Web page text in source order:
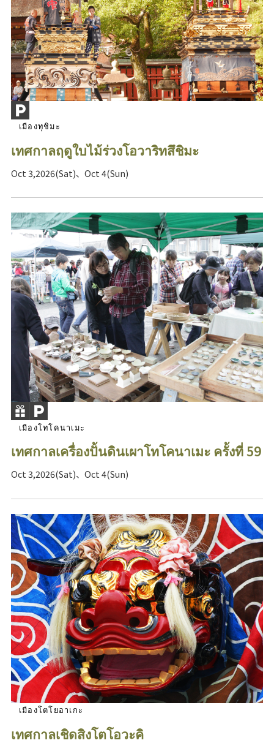
เมืองทุชิมะ
เทศกาลฤดูใบไม้ร่วงโอวาริทสึชิมะ
Oct 3,2026(Sat)、Oct 4(Sun)
เมืองโทโคนาเมะ
เทศกาลเครื่องปั้นดินเผาโทโคนาเมะ ครั้งที่ 59
Oct 3,2026(Sat)、Oct 4(Sun)
เมืองโตโยอาเกะ
เทศกาลเชิดสิงโตโอวะคิ